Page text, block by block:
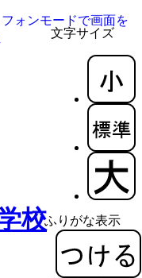
文字サイズ
ふりがな表示
ォンモードで画面を
校